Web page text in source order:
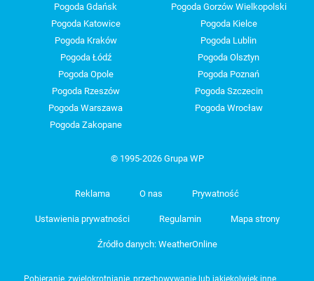
Pogoda Gdańsk
Pogoda Gorzów Wielkopolski
Pogoda Katowice
Pogoda Kielce
Pogoda Kraków
Pogoda Lublin
Pogoda Łódź
Pogoda Olsztyn
Pogoda Opole
Pogoda Poznań
Pogoda Rzeszów
Pogoda Szczecin
Pogoda Warszawa
Pogoda Wrocław
Pogoda Zakopane
© 1995-2026 Grupa WP
Reklama O nas Prywatność
Ustawienia prywatności Regulamin Mapa strony
Źródło danych: WeatherOnline
Pobieranie, zwielokrotnianie, przechowywanie lub jakiekolwiek inne